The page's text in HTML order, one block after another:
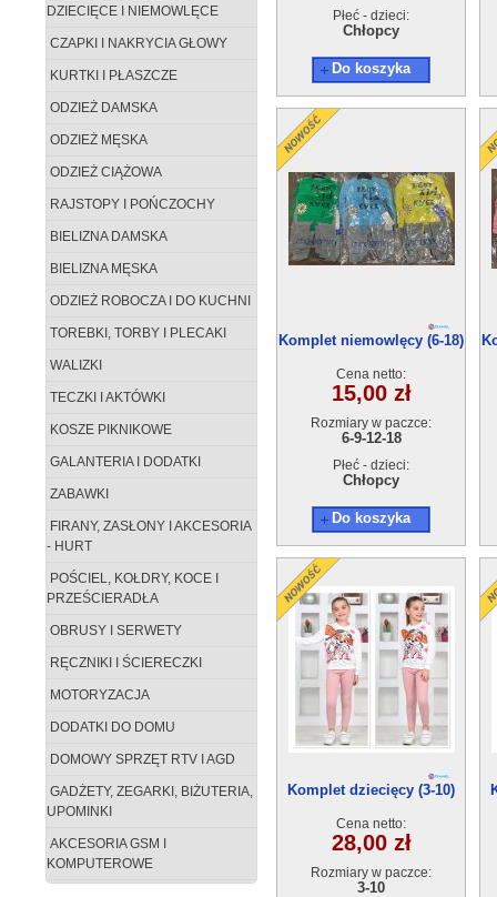
DZIECIĘCE I NIEMOWLĘCE
CZAPKI I NAKRYCIA GŁOWY
KURTKI I PŁASZCZE
ODZIEŻ DAMSKA
ODZIEŻ MĘSKA
ODZIEŻ CIĄŻOWA
RAJSTOPY I POŃCZOCHY
BIELIZNA DAMSKA
BIELIZNA MĘSKA
ODZIEŻ ROBOCZA I DO KUCHNI
TOREBKI, TORBY I PLECAKI
WALIZKI
TECZKI I AKTÓWKI
KOSZE PIKNIKOWE
GALANTERIA I DODATKI
ZABAWKI
FIRANY, ZASŁONY I AKCESORIA
- HURT
POŚCIEL, KOŁDRY, KOCE I
PRZEŚCIERADŁA
OBRUSY I SERWETY
RĘCZNIKI I ŚCIERECZKI
MOTORYZACJA
DODATKI DO DOMU
DOMOWY SPRZĘT RTV I AGD
GADŻETY, ZEGARKI, BIŻUTERIA,
UPOMINKI
AKCESORIA GSM I
KOMPUTEROWE
Płeć - dzieci:
Chłopcy
Do koszyka
Komplet niemowlęcy (6-18)
Cena netto:
15,00 zł
Rozmiary w paczce:
6-9-12-18
Płeć - dzieci:
Chłopcy
Do koszyka
Komplet dziecięcy (3-10)
Cena netto:
28,00 zł
Rozmiary w paczce:
3-10